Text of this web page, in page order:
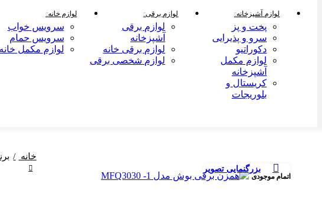
لوازم آشپزخانه
پخت و پز
سرو و پذیرایی
دکوراتیو
لوازم مکمل
آشپزخانه
کریستال و
بلوریجات
لوازم برقی
لوازم برقی
آشپزخانه
لوازم برقی خانه
لوازم شخصی برقی
لوازم خانه
سرویس خواب
سرویس حمام
لوازم مکمل خانه
اتمام موجودی
بزرگنمایی تصویر
خانه